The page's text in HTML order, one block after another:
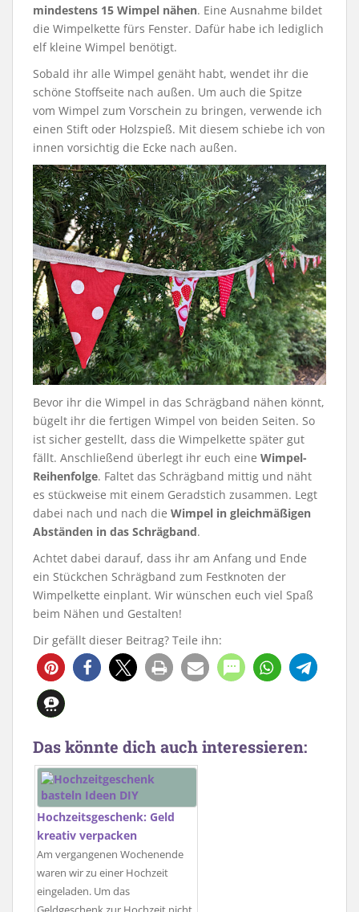
mindestens 15 Wimpel nähen. Eine Ausnahme bildet
die Wimpelkette fürs Fenster. Dafür habe ich lediglich
elf kleine Wimpel benötigt.
Sobald ihr alle Wimpel genäht habt, wendet ihr die
schöne Stoffseite nach außen. Um auch die Spitze
vom Wimpel zum Vorschein zu bringen, verwende ich
einen Stift oder Holzspieß. Mit diesem schiebe ich von
innen vorsichtig die Ecke nach außen.
Bevor ihr die Wimpel in das Schrägband nähen könnt,
bügelt ihr die fertigen Wimpel von beiden Seiten. So
ist sicher gestellt, dass die Wimpelkette später gut
fällt. Anschließend überlegt ihr euch eine Wimpel-
Reihenfolge. Faltet das Schrägband mittig und näht
es stückweise mit einem Geradstich zusammen. Legt
dabei nach und nach die Wimpel in gleichmäßigen
Abständen in das Schrägband.
Achtet dabei darauf, dass ihr am Anfang und Ende
ein Stückchen Schrägband zum Festknoten der
Wimpelkette einplant. Wir wünschen euch viel Spaß
beim Nähen und Gestalten!
Dir gefällt dieser Beitrag? Teile ihn:
876
Das könnte dich auch interessieren:
Hochzeitsgeschenk: Geld
kreativ verpacken
Am vergangenen Wochenende
waren wir zu einer Hochzeit
eingeladen. Um das